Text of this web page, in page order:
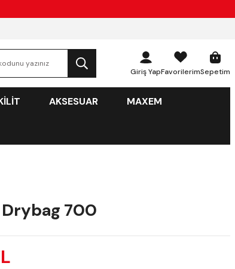
Giriş YapFavorilerimSepetim
AKSESUAR MAXEM
700